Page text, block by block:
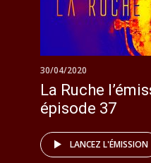
30/04/2020
La Ruche
épisode 37
LANCEZ L'ÉMISSION